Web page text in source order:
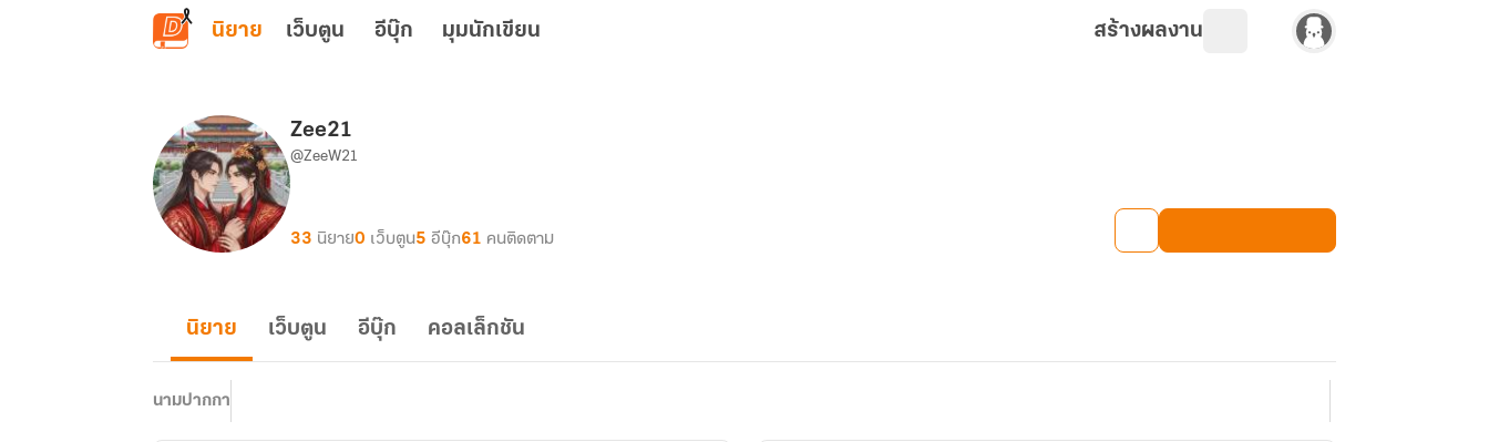
ข้ามไปยังเนื้อหาหลัก
นิยาย เว็บตูน อีบุ๊ก มุมนักเขียน สร้างผลงาน
Zee21
@ZeeW21
33 นิยาย0 เว็บตูน5 อีบุ๊ก61 คนติดตาม
นิยาย เว็บตูน อีบุ๊ก คอลเล็กชัน
นามปากกา